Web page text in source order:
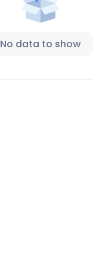
No data to show